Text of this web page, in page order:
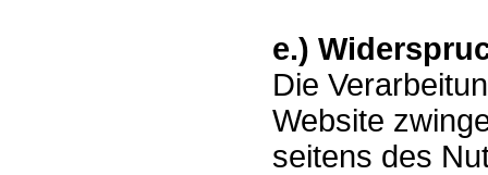
e.)
Die
Website
seitens des